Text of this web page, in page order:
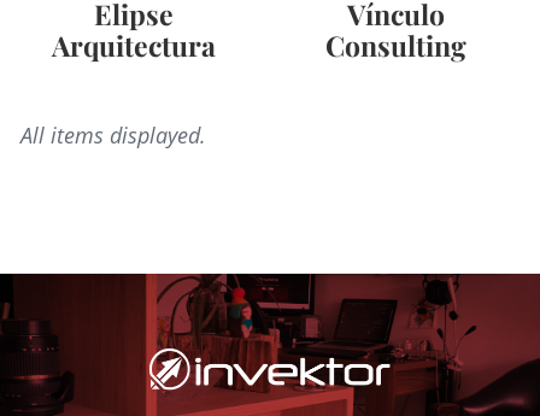
Elipse
Arquitectura
Vínculo
Consulting